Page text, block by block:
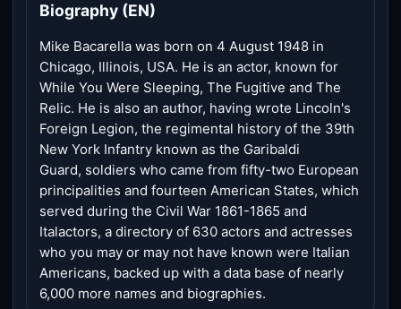
Biography (EN)
Mike Bacarella was born on 4 August 1948 in
Chicago, Illinois, USA. He is an actor, known for
While You Were Sleeping, The Fugitive and The
Relic. He is also an author, having wrote Lincoln's
Foreign Legion, the regimental history of the 39th
New York Infantry known as the Garibaldi
Guard, soldiers who came from fifty-two European
principalities and fourteen American States, which
served during the Civil War 1861-1865 and
Italactors, a directory of 630 actors and actresses
who you may or may not have known were Italian
Americans, backed up with a data base of nearly
6,000 more names and biographies.